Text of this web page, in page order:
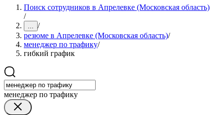
Поиск сотрудников в Апрелевке (Московская область)
/
... /
резюме в Апрелевке (Московская область)/
менеджер по трафику/
гибкий график
менеджер по трафику